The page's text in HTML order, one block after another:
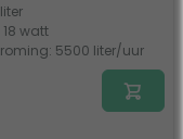
watt
5500 liter/uur